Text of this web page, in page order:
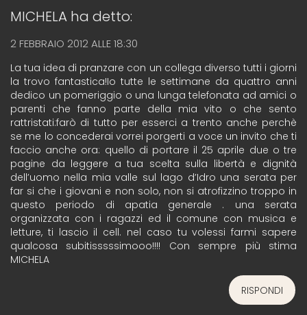
MICHELA ha detto:
2 FEBBRAIO 2012 ALLE 18:30
La tua idea di pranzare con un collega diverso tutti i giorni
la trovo fantastica!Io tutte le settimane da quattro anni
dedico un pomeriggio o una lunga telefonata ad amici o
parenti che fanno parte della mia vito o che sento
rattristati:farò di tutto per esserci a trento anche perchè
se me lo concederai vorrei porgerti a voce un invito che ti
faccio anche ora: quello di portare il 25 aprile due o tre
pagine da leggere a tua scelta sulla libertà e dignità
dell’uomo nella mia valle sul lago d’Idro una serata per
far si che i giovani e non solo, non si atrofizzino troppo in
questo periodo di apatia generale . una serata
organizzata con i ragazzi ed il comune con musica e
letture, ti lascio il cell. nel caso tu volessi farmi sapere
qualcosa subitisssssimooo!!!! Con sempre più stima
MICHELA
RISPONDI